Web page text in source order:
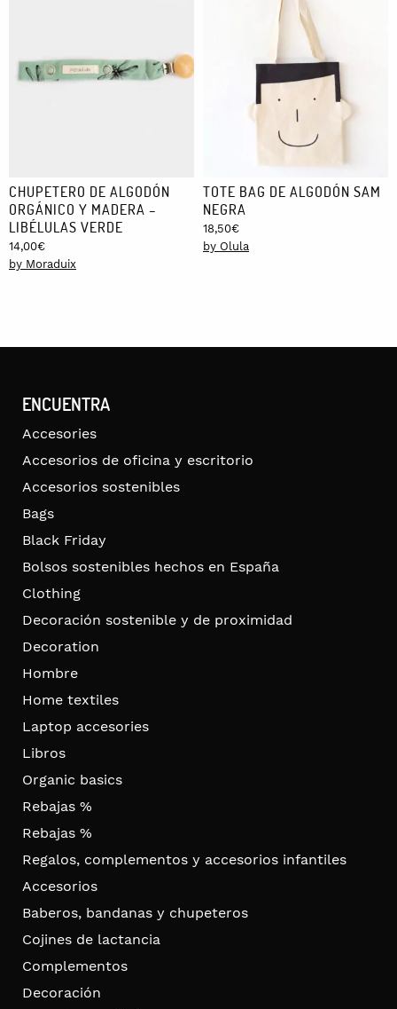
CHUPETERO DE ALGODÓN
ORGÁNICO Y MADERA –
LIBÉLULAS VERDE
14,00€
by Moraduix
TOTE BAG DE ALGODÓN SAM
NEGRA
18,50€
by Olula
ENCUENTRA
Accesories
Accesorios de oficina y escritorio
Accesorios sostenibles
Bags
Black Friday
Bolsos sostenibles hechos en España
Clothing
Decoración sostenible y de proximidad
Decoration
Hombre
Home textiles
Laptop accesories
Libros
Organic basics
Rebajas %
Rebajas %
Regalos, complementos y accesorios infantiles
Accesorios
Baberos, bandanas y chupeteros
Cojines de lactancia
Complementos
Decoración